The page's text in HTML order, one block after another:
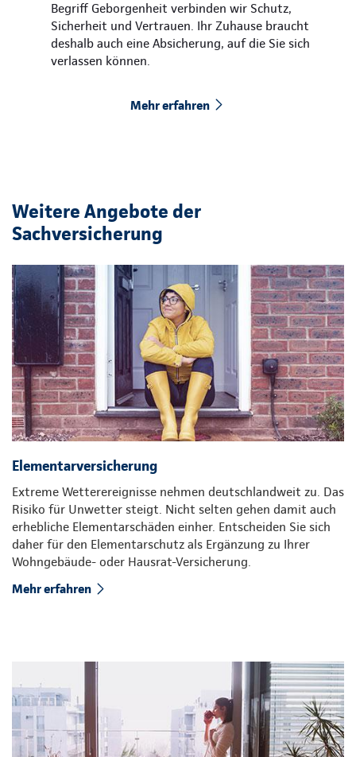
Begriff Geborgenheit verbinden wir Schutz,
Sicherheit und Vertrauen. Ihr Zuhause braucht
deshalb auch eine Absicherung, auf die Sie sich
verlassen können.
Mehr erfahren
Weitere Angebote der
Sachversicherung
Elementarversicherung
Extreme Wetterereignisse nehmen deutschlandweit zu. Das
Risiko für Unwetter steigt. Nicht selten gehen damit auch
erhebliche Elementarschäden einher. Entscheiden Sie sich
daher für den Elementarschutz als Ergänzung zu Ihrer
Wohngebäude- oder Hausrat-Versicherung.
Mehr erfahren